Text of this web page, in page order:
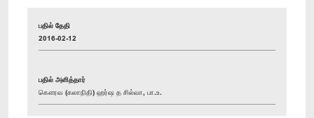
பதில் தேதி
2016-02-12
பதில் அளித்தார்
கௌரவ (கலாநிதி) ஹர்ஷ த சில்வா, பா.உ.